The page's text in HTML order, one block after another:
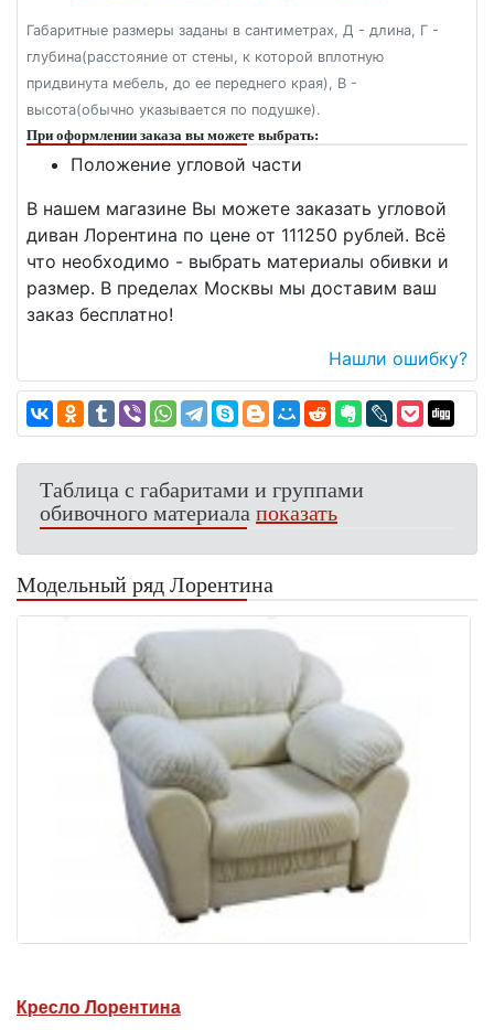
Габаритные размеры заданы в сантиметрах, Д - длина, Г -
глубина(расстояние от стены, к которой вплотную
придвинута мебель, до ее переднего края), В -
высота(обычно указывается по подушке).
При оформлении заказа вы можете выбрать:
Положение угловой части
В нашем магазине Вы можете заказать угловой
диван Лорентина по цене от 111250 рублей. Всё
что необходимо - выбрать материалы обивки и
размер. В пределах Москвы мы доставим ваш
заказ бесплатно!
Нашли ошибку?
Таблица с габаритами и группами
обивочного материалапоказать
Модельный ряд Лорентина
Кресло Лорентина